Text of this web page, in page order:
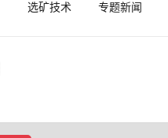
选矿技术 专题新闻